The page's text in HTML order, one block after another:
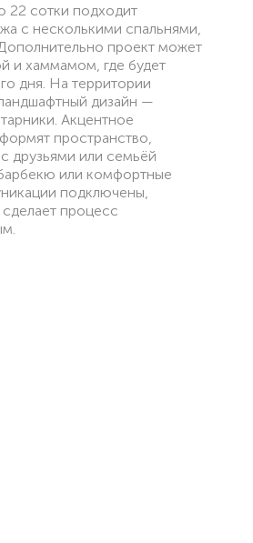
22 сотки подходит
с несколькими спальнями,
проект может
и хаммамом, где будет
дня. На территории
дизайн —
Акцентное
пространство,
друзьями или семьёй
или комфортные
подключены,
сделает процесс